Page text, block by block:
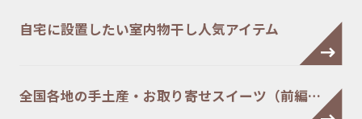
自宅に設置したい室内物干し人気アイテム
全国各地の手土産・お取り寄せスイーツ（前編…